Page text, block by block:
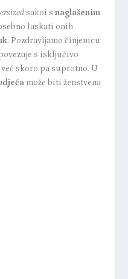
sakoi s naglašenim
laskati onih
. Pozdravljamo činjenicu
s isključivo
skoro pa suprotno. U
može biti ženstvena